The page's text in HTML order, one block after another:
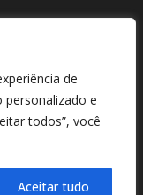
de
personalizado e
todos”, você
Aceitar tudo